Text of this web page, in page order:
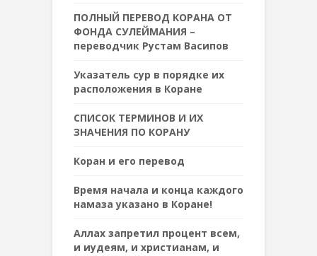
ПОЛНЫЙ ПЕРЕВОД КОРАНА ОТ
ФОНДА СУЛЕЙМАНИЯ –
переводчик Рустам Васипов
Указатель сур в порядке их
расположения в Коране
СПИСОК ТЕРМИНОВ И ИХ
ЗНАЧЕНИЯ ПО КОРАНУ
Коран и его перевод
Время начала и конца каждого
намаза указано в Коране!
Аллах запретил процент всем,
и иудеям, и христианам, и